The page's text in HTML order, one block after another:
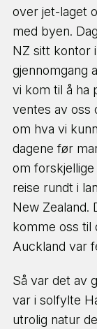
over jet-laget
med byen.
NZ sitt kontor
gjennomgang
vi kom til å ha
ventes av oss
om hva vi
dagene før
om
reise rundt i
New Zealand.
komme oss til
Auckland var
Så var det av
var i solfylte
utrolig natur